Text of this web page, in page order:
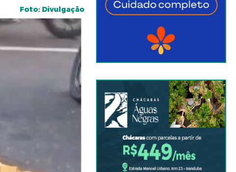
Foto: Divulgação